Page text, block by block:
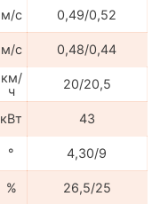
м/с
0,49/0,52
м/с
0,48/0,44
км/
ч
20/20,5
кВт
43
°
4,30/9
%
26,5/25